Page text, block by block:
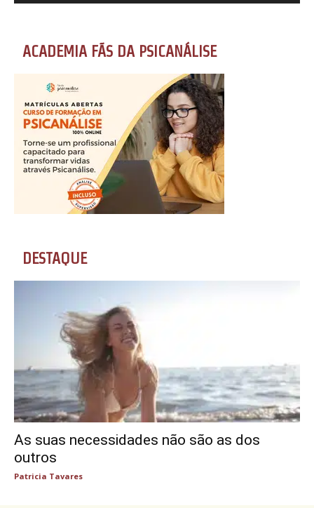
ACADEMIA FÃS DA PSICANÁLISE
DESTAQUE
As suas necessidades não são as dos
outros
Patricia Tavares